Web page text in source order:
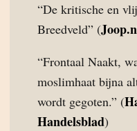
“De kritische en
Breedveld” (
“Frontaal Naakt,
moslimhaat bijna
wordt gegoten.” (
Handelsblad)